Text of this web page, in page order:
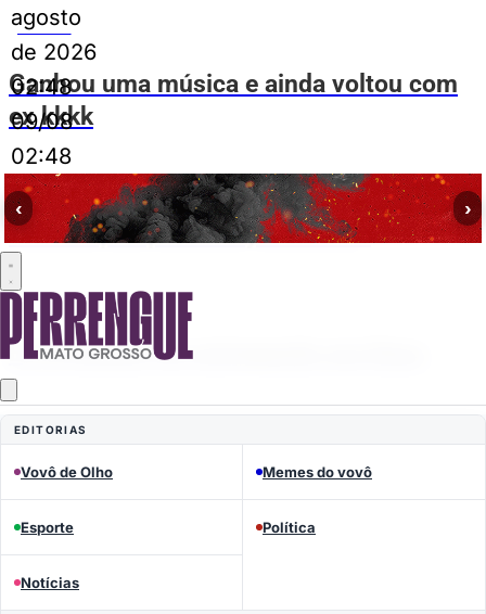
agosto
de 2026
02:48
09/08
02:48
‹ ›
EDITORIAS
Vovô de Olho Memes do vovô
Esporte Política
Notícias
ESPIA AÍ
Ganhou uma música e ainda voltou com
ex kkkk
ESPIA AÍ
A mala que queria viajar sozinha
ESPIA AÍ
Eu já estaria me entregando pra Deus
Publicidade